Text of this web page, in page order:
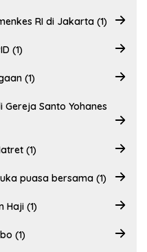
RI di Jakarta (1)
(1)
(1)
Santo Yohanes
(1)
puasa bersama (1)
Haji (1)
(1)